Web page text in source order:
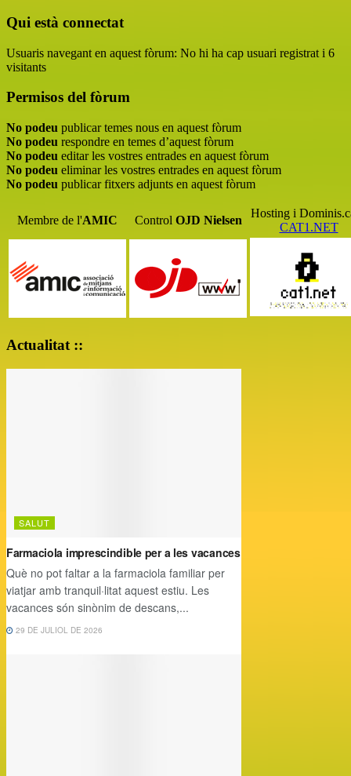
Qui està connectat
Usuaris navegant en aquest fòrum: No hi ha cap usuari registrat i 6
visitants
Permisos del fòrum
No podeu publicar temes nous en aquest fòrum
No podeu respondre en temes d’aquest fòrum
No podeu editar les vostres entrades en aquest fòrum
No podeu eliminar les vostres entrades en aquest fòrum
No podeu publicar fitxers adjunts en aquest fòrum
Membre de l'AMIC Control OJD Nielsen
Hosting i
CAT1.NET
Actualitat ::